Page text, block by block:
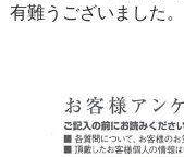
有難うございました。